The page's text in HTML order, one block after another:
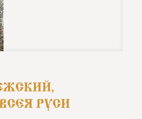
РУСИ